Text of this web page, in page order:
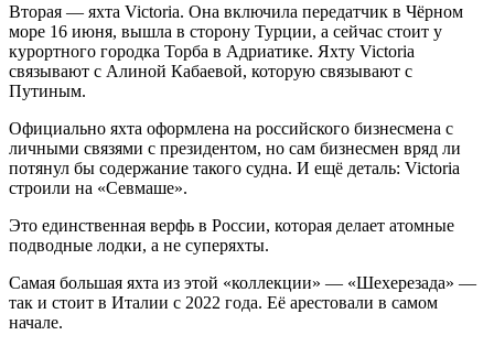
Вторая — яхта Victoria. Она включила передатчик в Чёрном
море 16 июня, вышла в сторону Турции, а сейчас стоит у
курортного городка Торба в Адриатике. Яхту Victoria
связывают с Алиной Кабаевой, которую связывают с
Путиным.
Официально яхта оформлена на российского бизнесмена с
личными связями с президентом, но сам бизнесмен вряд ли
потянул бы содержание такого судна. И ещё деталь: Victoria
строили на «Севмаше».
Это единственная верфь в России, которая делает атомные
подводные лодки, а не суперяхты.
Самая большая яхта из этой «коллекции» — «Шехерезада» —
так и стоит в Италии с 2022 года. Её арестовали в самом
начале.